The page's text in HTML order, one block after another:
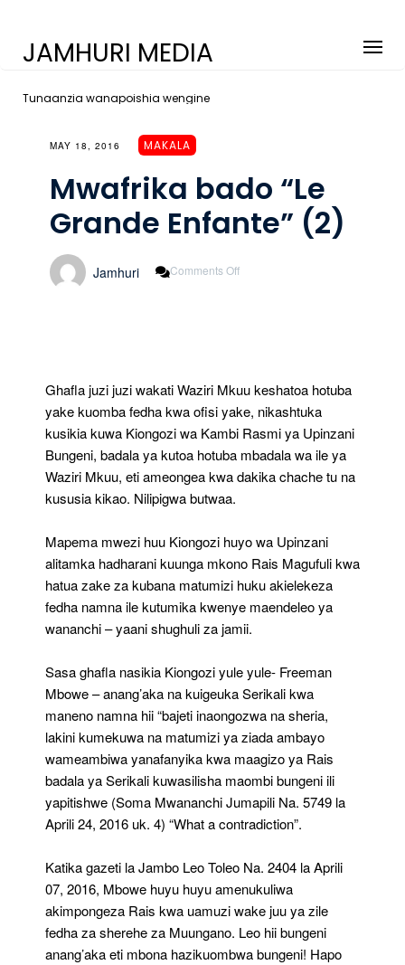
JAMHURI MEDIA
Tunaanzia wanapoishia wengine
MAY 18, 2016 MAKALA
Mwafrika bado “Le
Grande Enfante” (2)
Jamhuri Comments Off
Ghafla juzi juzi wakati Waziri Mkuu keshatoa hotuba
yake kuomba fedha kwa ofisi yake, nikashtuka
kusikia kuwa Kiongozi wa Kambi Rasmi ya Upinzani
Bungeni, badala ya kutoa hotuba mbadala wa ile ya
Waziri Mkuu, eti ameongea kwa dakika chache tu na
kususia kikao. Nilipigwa butwaa.
Mapema mwezi huu Kiongozi huyo wa Upinzani
alitamka hadharani kuunga mkono Rais Magufuli kwa
hatua zake za kubana matumizi huku akielekeza
fedha namna ile kutumika kwenye maendeleo ya
wananchi – yaani shughuli za jamii.
Sasa ghafla nasikia Kiongozi yule yule- Freeman
Mbowe – anang’aka na kuigeuka Serikali kwa
maneno namna hii “bajeti inaongozwa na sheria,
lakini kumekuwa na matumizi ya ziada ambayo
wameambiwa yanafanyika kwa maagizo ya Rais
badala ya Serikali kuwasilisha maombi bungeni ili
yapitishwe (Soma Mwananchi Jumapili Na. 5749 la
Aprili 24, 2016 uk. 4) “What a contradiction”.
Katika gazeti la Jambo Leo Toleo Na. 2404 la Aprili
07, 2016, Mbowe huyu huyu amenukuliwa
akimpongeza Rais kwa uamuzi wake juu ya zile
fedha za sherehe za Muungano. Leo hii bungeni
anang’aka eti mbona hazikuombwa bungeni! Hapo